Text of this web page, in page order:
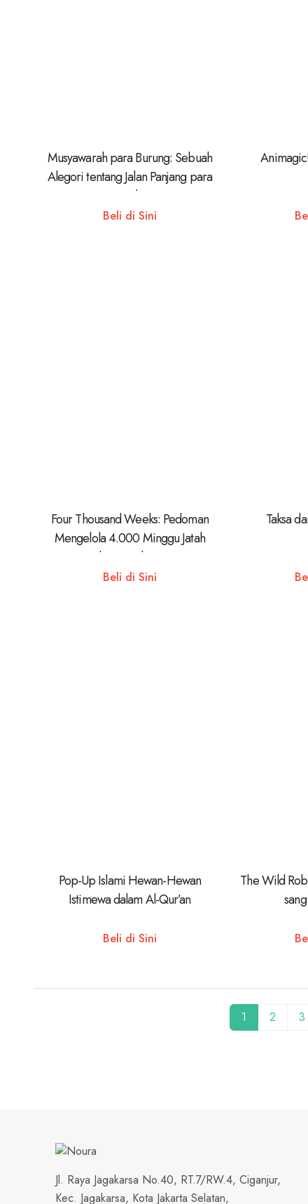
Musyawarah para Burung: Sebuah
Alegori tentang Jalan Panjang para
Pencari Kebenaran
Beli di Sini
Four Thousand Weeks: Pedoman
Mengelola 4.000 Minggu Jatah
Hidup Kita di Dunia
Beli di Sini
Taksa
Pop-Up Islami Hewan-Hewan
Istimewa dalam Al-Qur’an
Beli di Sini
The Wild
1 2 3
Jl. Raya Jagakarsa No.40, RT.7/RW.4, Ciganjur,
Kec. Jagakarsa, Kota Jakarta Selatan,